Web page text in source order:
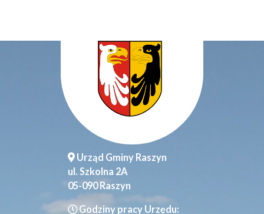
Urząd Gminy Raszyn
ul. Szkolna 2A
05-090 Raszyn
Godziny pracy Urzędu: